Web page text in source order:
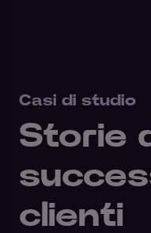
Casi di studio
Storie
clienti